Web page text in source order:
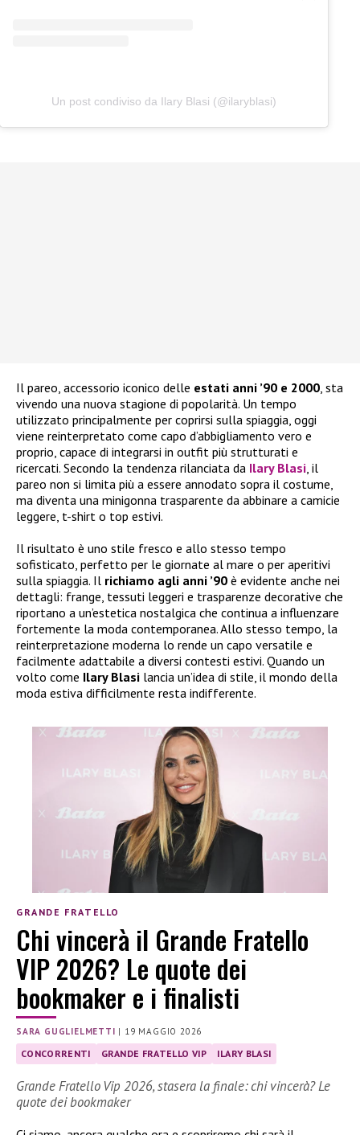
Un post condiviso da Ilary Blasi (@ilaryblasi)
Il pareo, accessorio iconico delle estati anni ’90 e 2000 , sta
vivendo una nuova stagione di popolarità. Un tempo
utilizzato principalmente per coprirsi sulla spiaggia, oggi
viene reinterpretato come capo d’abbigliamento vero e
proprio, capace di integrarsi in outfit più strutturati e
ricercati. Secondo la tendenza rilanciata da Ilary Blasi , il
pareo non si limita più a essere annodato sopra il costume,
ma diventa una minigonna trasparente da abbinare a camicie
leggere, t-shirt o top estivi.
Il risultato è uno stile fresco e allo stesso tempo
sofisticato, perfetto per le giornate al mare o per aperitivi
sulla spiaggia. Il richiamo agli anni ’90 è evidente anche nei
dettagli: frange, tessuti leggeri e trasparenze decorative che
riportano a un’estetica nostalgica che continua a influenzare
fortemente la moda contemporanea. Allo stesso tempo, la
reinterpretazione moderna lo rende un capo versatile e
facilmente adattabile a diversi contesti estivi. Quando un
volto come Ilary Blasi lancia un’idea di stile, il mondo della
moda estiva difficilmente resta indifferente.
GRANDE FRATELLO
Chi vincerà il Grande Fratello
VIP 2026? Le quote dei
bookmaker e i finalisti
SARA GUGLIELMETTI | 19 MAGGIO 2026
CONCORRENTI GRANDE FRATELLO VIP ILARY BLASI
Grande Fratello Vip 2026, stasera la finale: chi vincerà? Le
quote dei bookmaker